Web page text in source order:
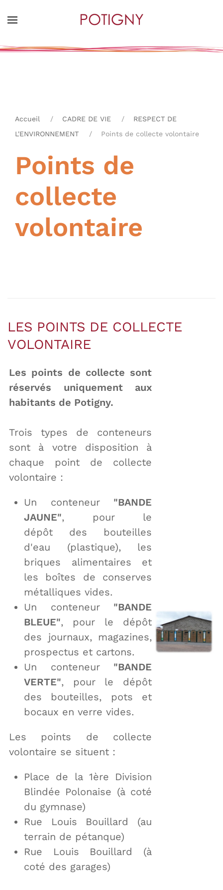
main
Accueil CADRE DE VIE
RESPECT DE
L'ENVIRONNEMENT
Points de collecte volontaire
Points de
collecte
volontaire
LES POINTS DE COLLECTE
VOLONTAIRE
Les points de collecte sont
réservés uniquement aux
habitants de Potigny.
Trois types de conteneurs
sont à votre disposition à
chaque point de collecte
volontaire :
Un conteneur "BANDE
JAUNE", pour le
dépôt des bouteilles
d'eau (plastique), les
briques alimentaires et
les boîtes de conserves
métalliques vides.
Un conteneur "BANDE
BLEUE", pour le dépôt
des journaux, magazines,
prospectus et cartons.
Un conteneur "BANDE
VERTE", pour le dépôt
des bouteilles, pots et
bocaux en verre vides.
Les points de collecte
volontaire se situent :
Place de la 1ère Division
Blindée Polonaise (à coté
du gymnase)
Rue Louis Bouillard (au
terrain de pétanque)
Rue Louis Bouillard (à
coté des garages)